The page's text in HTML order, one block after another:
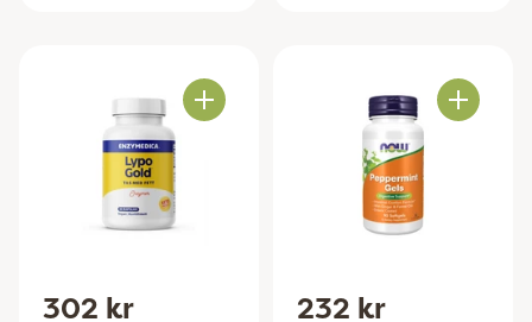
Antal
302 kr
Antal
232 kr